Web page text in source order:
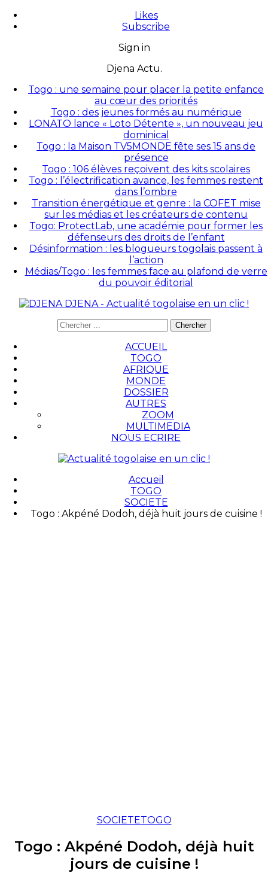
Likes
Subscribe
Sign in
Djena Actu.
Togo : une semaine pour placer la petite enfance
au cœur des priorités
Togo : des jeunes formés au numérique
LONATO lance « Loto Détente », un nouveau jeu
dominical
Togo : la Maison TV5MONDE fête ses 15 ans de
présence
Togo : 106 élèves reçoivent des kits scolaires
Togo : l’électrification avance, les femmes restent
dans l’ombre
Transition énergétique et genre : la COFET mise
sur les médias et les créateurs de contenu
Togo: ProtectLab, une académie pour former les
défenseurs des droits de l’enfant
Désinformation : les blogueurs togolais passent à
l’action
Médias/Togo : les femmes face au plafond de verre
du pouvoir éditorial
DJENA - Actualité togolaise en un clic !
ACCUEIL
TOGO
AFRIQUE
MONDE
DOSSIER
AUTRES
ZOOM
MULTIMEDIA
NOUS ECRIRE
Accueil
TOGO
SOCIETE
Togo : Akpéné Dodoh, déjà huit jours de cuisine !
SOCIETETOGO
Togo : Akpéné Dodoh, déjà huit
jours de cuisine !